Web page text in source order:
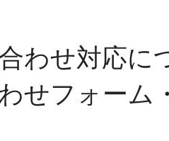
わせ対応に
せフォーム